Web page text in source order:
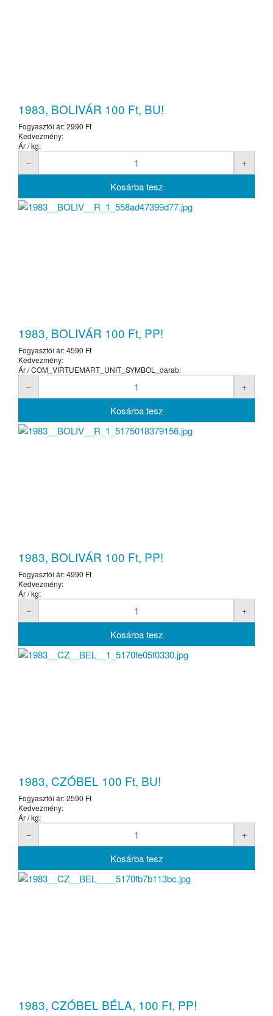
1983, BOLIVÁR 100 Ft, BU!
Fogyasztói ár:2990 Ft
Kedvezmény:
Ár / kg:
1983, BOLIVÁR 100 Ft, PP!
Fogyasztói ár:4590 Ft
Kedvezmény:
Ár / COM_VIRTUEMART_UNIT_SYMBOL_darab:
1983, BOLIVÁR 100 Ft, PP!
Fogyasztói ár:4990 Ft
Kedvezmény:
Ár / kg:
1983, CZÓBEL 100 Ft, BU!
Fogyasztói ár:2590 Ft
Kedvezmény:
Ár / kg:
1983, CZÓBEL BÉLA, 100 Ft, PP!